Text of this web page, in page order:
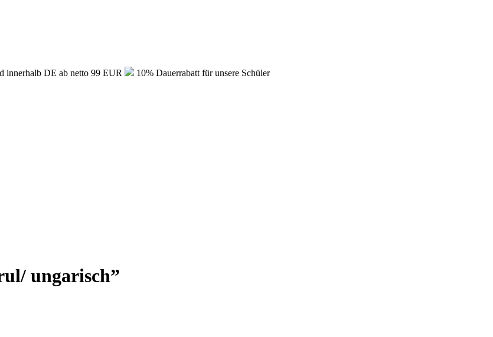
innerhalb DE ab netto 99 EUR
10% Dauerrabatt für unsere Schüler
ungarisch”